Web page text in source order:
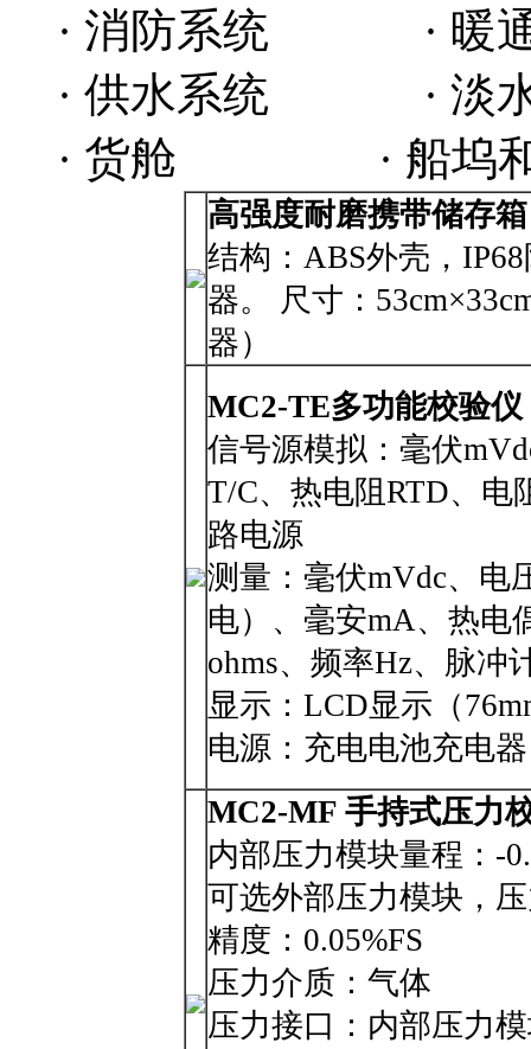
· 消防系统 · 暖通
· 供水系统 · 淡水
· 货舱 · 船坞和
高强度耐磨携带储存箱
结构：ABS外壳，
器。 尺寸：
器）
MC2-TE多功能校验仪
信号源模拟：毫伏
T/C、热电阻RTD、电
路电源
测量：毫伏mVdc、电
电）、毫安mA、热电
ohms、频率Hz、脉冲
显示：LCD显示（
电源：充电电池充电器
MC2-MF 手持式压力
内部压力模块量程：-
可选外部压力模块，
精度：0.05%FS
压力介质：气体
压力接口：内部压力